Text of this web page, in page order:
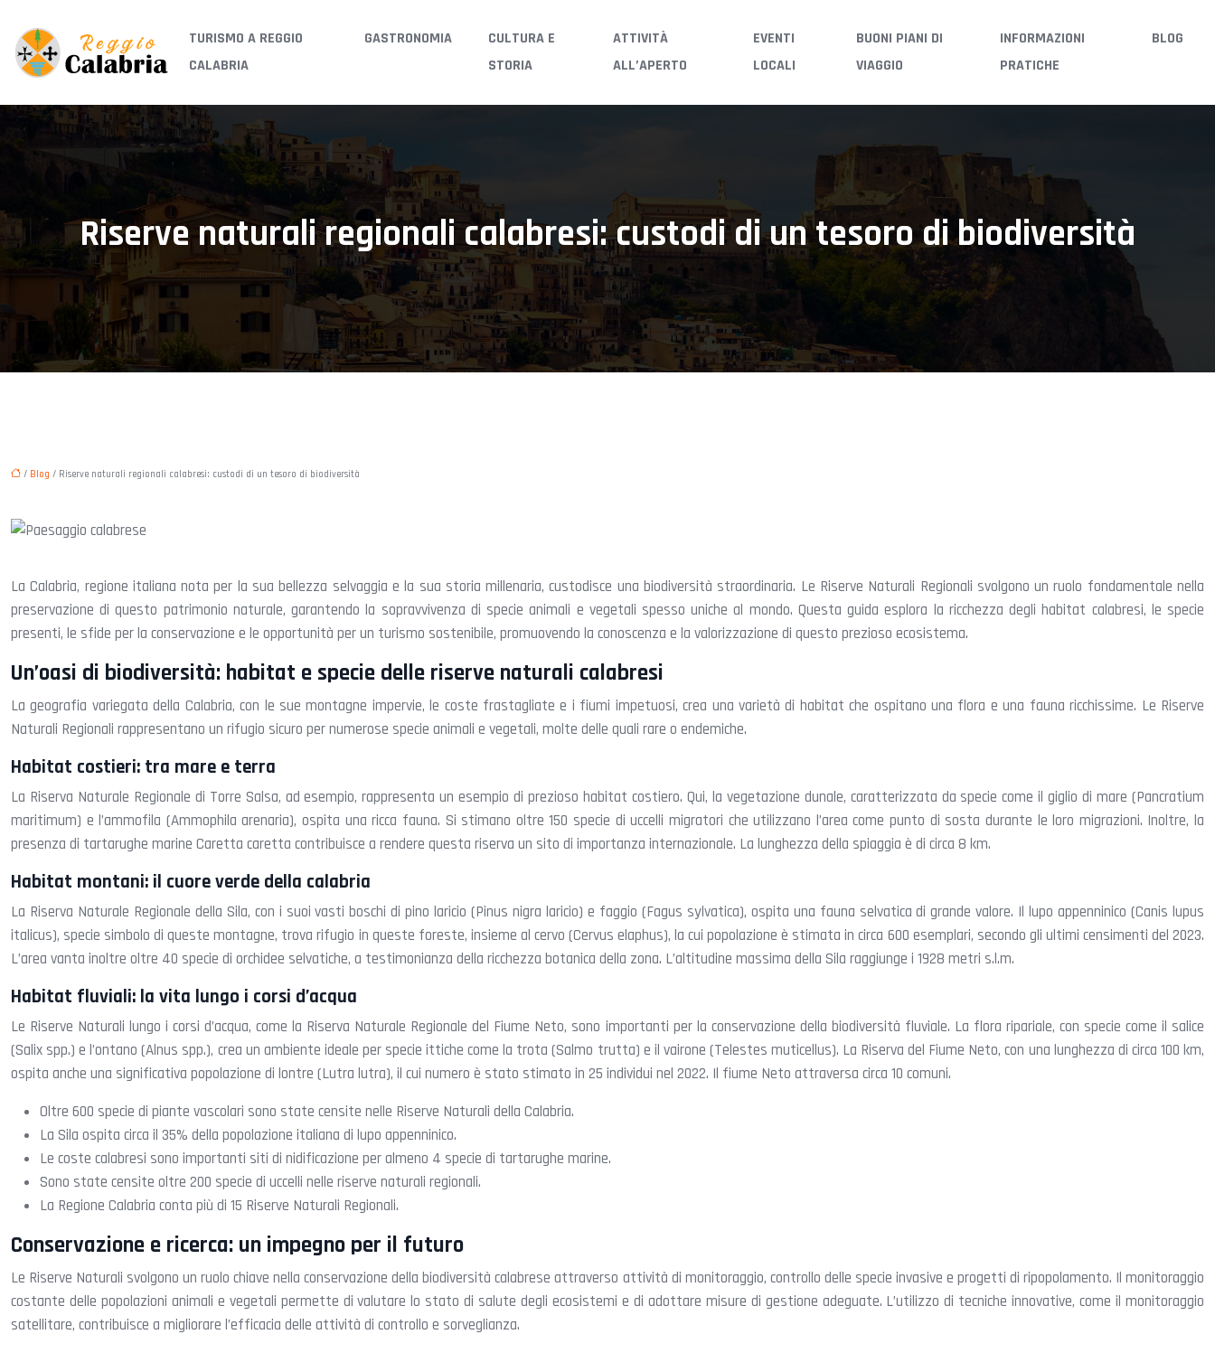
TURISMO A REGGIO
CALABRIA
GASTRONOMIA
CULTURA E
STORIA
ATTIVITÀ
ALL’APERTO
EVENTI
LOCALI
BUONI PIANI DI
VIAGGIO
INFORMAZIONI
PRATICHE
BLOG
Riserve naturali regionali calabresi: custodi di un tesoro di biodiversità
/ Blog / Riserve naturali regionali calabresi: custodi di un tesoro di biodiversità
La Calabria, regione italiana nota per la sua bellezza selvaggia e la sua storia millenaria, custodisce una biodiversità straordinaria. Le Riserve Naturali Regionali svolgono un ruolo fondamentale nella
preservazione di questo patrimonio naturale, garantendo la sopravvivenza di specie animali e vegetali spesso uniche al mondo. Questa guida esplora la ricchezza degli habitat calabresi, le specie
presenti, le sfide per la conservazione e le opportunità per un turismo sostenibile, promuovendo la conoscenza e la valorizzazione di questo prezioso ecosistema.
Un’oasi di biodiversità: habitat e specie delle riserve naturali calabresi
La geografia variegata della Calabria, con le sue montagne impervie, le coste frastagliate e i fiumi impetuosi, crea una varietà di habitat che ospitano una flora e una fauna ricchissime. Le Riserve
Naturali Regionali rappresentano un rifugio sicuro per numerose specie animali e vegetali, molte delle quali rare o endemiche.
Habitat costieri: tra mare e terra
La Riserva Naturale Regionale di Torre Salsa, ad esempio, rappresenta un esempio di prezioso habitat costiero. Qui, la vegetazione dunale, caratterizzata da specie come il giglio di mare (Pancratium
maritimum) e l’ammofila (Ammophila arenaria), ospita una ricca fauna. Si stimano oltre 150 specie di uccelli migratori che utilizzano l’area come punto di sosta durante le loro migrazioni. Inoltre, la
presenza di tartarughe marine Caretta caretta contribuisce a rendere questa riserva un sito di importanza internazionale. La lunghezza della spiaggia è di circa 8 km.
Habitat montani: il cuore verde della calabria
La Riserva Naturale Regionale della Sila, con i suoi vasti boschi di pino laricio (Pinus nigra laricio) e faggio (Fagus sylvatica), ospita una fauna selvatica di grande valore. Il lupo appenninico (Canis lupus
italicus), specie simbolo di queste montagne, trova rifugio in queste foreste, insieme al cervo (Cervus elaphus), la cui popolazione è stimata in circa 600 esemplari, secondo gli ultimi censimenti del 2023.
L’area vanta inoltre oltre 40 specie di orchidee selvatiche, a testimonianza della ricchezza botanica della zona. L’altitudine massima della Sila raggiunge i 1928 metri s.l.m.
Habitat fluviali: la vita lungo i corsi d’acqua
Le Riserve Naturali lungo i corsi d’acqua, come la Riserva Naturale Regionale del Fiume Neto, sono importanti per la conservazione della biodiversità fluviale. La flora ripariale, con specie come il salice
(Salix spp.) e l’ontano (Alnus spp.), crea un ambiente ideale per specie ittiche come la trota (Salmo trutta) e il vairone (Telestes muticellus). La Riserva del Fiume Neto, con una lunghezza di circa 100 km,
ospita anche una significativa popolazione di lontre (Lutra lutra), il cui numero è stato stimato in 25 individui nel 2022. Il fiume Neto attraversa circa 10 comuni.
Oltre 600 specie di piante vascolari sono state censite nelle Riserve Naturali della Calabria.
La Sila ospita circa il 35% della popolazione italiana di lupo appenninico.
Le coste calabresi sono importanti siti di nidificazione per almeno 4 specie di tartarughe marine.
Sono state censite oltre 200 specie di uccelli nelle riserve naturali regionali.
La Regione Calabria conta più di 15 Riserve Naturali Regionali.
Conservazione e ricerca: un impegno per il futuro
Le Riserve Naturali svolgono un ruolo chiave nella conservazione della biodiversità calabrese attraverso attività di monitoraggio, controllo delle specie invasive e progetti di ripopolamento. Il monitoraggio
costante delle popolazioni animali e vegetali permette di valutare lo stato di salute degli ecosistemi e di adottare misure di gestione adeguate. L’utilizzo di tecniche innovative, come il monitoraggio
satellitare, contribuisce a migliorare l’efficacia delle attività di controllo e sorveglianza.